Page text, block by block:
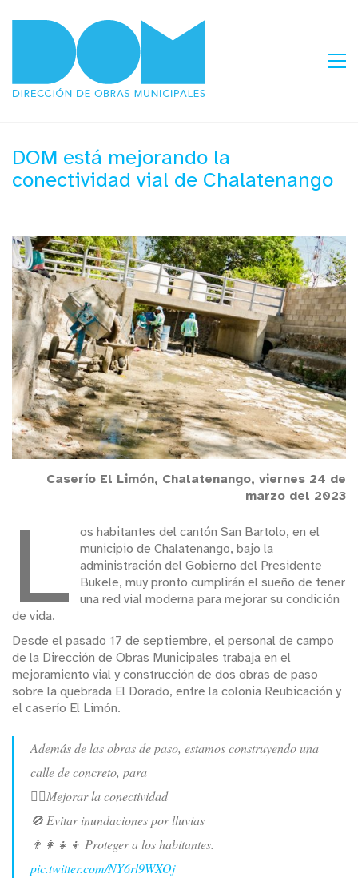
DOM está mejorando la
conectividad vial de Chalatenango
Caserío El Limón, Chalatenango, viernes 24 de
marzo del 2023
L
os habitantes del cantón San Bartolo, en el
municipio de Chalatenango, bajo la
administración del Gobierno del Presidente
Bukele, muy pronto cumplirán el sueño de tener
una red vial moderna para mejorar su condición
de vida.
Desde el pasado 17 de septiembre, el personal de campo
de la Dirección de Obras Municipales trabaja en el
mejoramiento vial y construcción de dos obras de paso
sobre la quebrada El Dorado, entre la colonia Reubicación y
el caserío El Limón.
Además de las obras de paso, estamos construyendo una
calle de concreto, para
🚶‍♀️Mejorar la conectividad
🚫 Evitar inundaciones por lluvias
👨‍👩‍👧‍👦 Proteger a los habitantes.
pic.twitter.com/NY6rl9WXOj